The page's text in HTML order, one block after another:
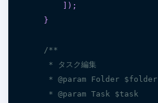
] ) ;
}
/**
     * タスク編集
     * @param Folder $folder
     * @param Task $task